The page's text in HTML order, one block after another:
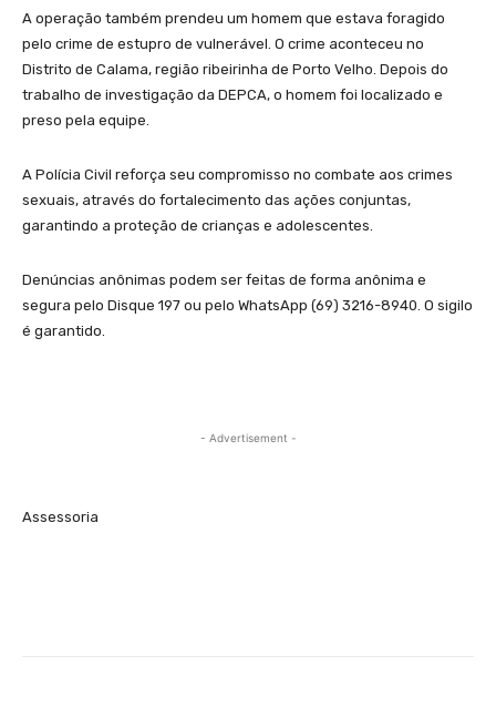
A operação também prendeu um homem que estava foragido
pelo crime de estupro de vulnerável. O crime aconteceu no
Distrito de Calama, região ribeirinha de Porto Velho. Depois do
trabalho de investigação da DEPCA, o homem foi localizado e
preso pela equipe.
A Polícia Civil reforça seu compromisso no combate aos crimes
sexuais, através do fortalecimento das ações conjuntas,
garantindo a proteção de crianças e adolescentes.
Denúncias anônimas podem ser feitas de forma anônima e
segura pelo Disque 197 ou pelo WhatsApp (69) 3216-8940. O sigilo
é garantido.
- Advertisement -
Assessoria